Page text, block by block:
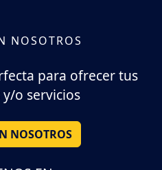
NOSOTROS
para ofrecer tus
o servicios
NOSOTROS